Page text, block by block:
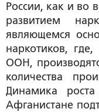
России, как и во
развитием
являющемся
наркотиков,
ООН,
количества
Динамика роста
Афганистане